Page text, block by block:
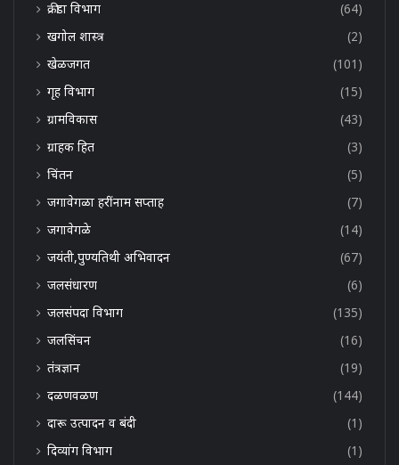
क्रीडा विभाग
(64)
खगोल शास्त्र
(2)
खेळजगत
(101)
गृह विभाग
(15)
ग्रामविकास
(43)
ग्राहक हित
(3)
चिंतन
(5)
जगावेगळा हरींनाम सप्ताह
(7)
जगावेगळे
(14)
जयंती,पुण्यतिथी अभिवादन
(67)
जलसंधारण
(6)
जलसंपदा विभाग
(135)
जलसिंचन
(16)
तंत्रज्ञान
(19)
दळणवळण
(144)
दारू उत्पादन व बंदी
(1)
दिव्यांग विभाग
(1)